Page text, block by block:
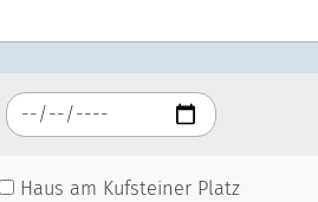
Haus am Kufsteiner Platz